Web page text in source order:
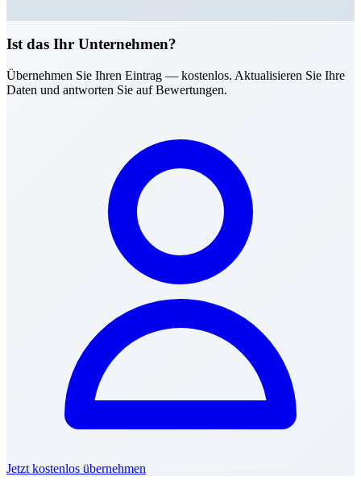
Ist das Ihr Unternehmen?
Übernehmen Sie Ihren Eintrag — kostenlos. Aktualisieren Sie Ihre
Daten und antworten Sie auf Bewertungen.
Jetzt kostenlos übernehmen